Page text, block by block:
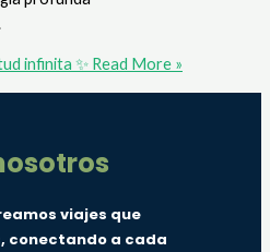
infinita ✨ Read More »
viajes que
conectando a cada